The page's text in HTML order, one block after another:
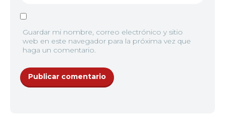
Guardar mi nombre, correo electrónico y sitio
web en este navegador para la próxima vez que
haga un comentario.